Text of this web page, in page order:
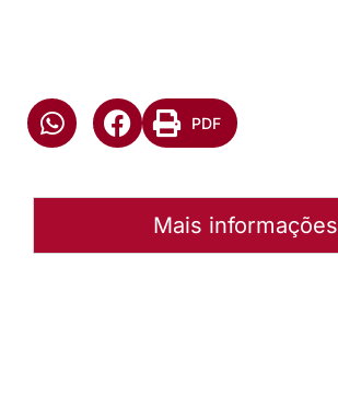
PDF
Mais informações